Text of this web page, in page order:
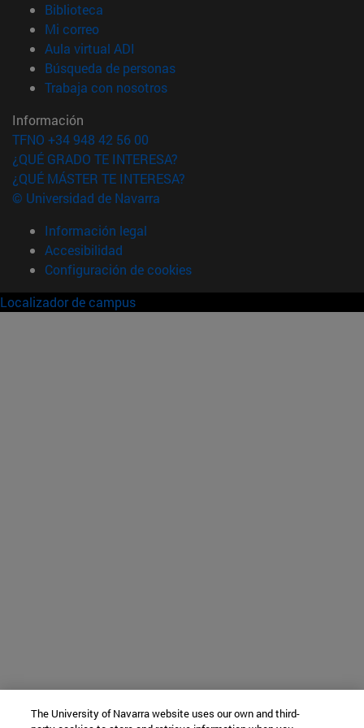
Biblioteca
Mi correo(abre en nueva ventana)
Aula virtual ADI
Búsqueda de personas(abre en nueva ventana)
Trabaja con nosotros(abre en nueva ventana)
Información
TFNO +34 948 42 56 00
¿QUÉ GRADO TE INTERESA?
¿QUÉ MÁSTER TE INTERESA?
© Universidad de Navarra
Información legal
Accesibilidad
Configuración de cookies
Localizador de campus
The University of Navarra website uses our own and third-